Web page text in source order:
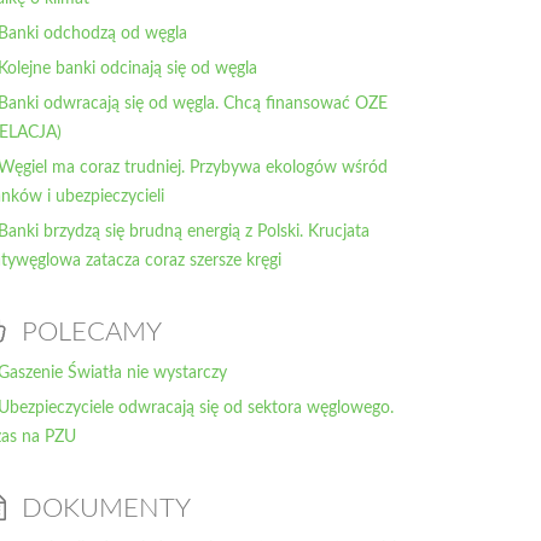
odchodzą od węgla
banki odcinają się od węgla
odwracają się od węgla. Chcą finansować OZE
ma coraz trudniej. Przybywa ekologów wśród
i ubezpieczycieli
brzydzą się brudną energią z Polski. Krucjata
zatacza coraz szersze kręgi
POLECAMY
Światła nie wystarczy
odwracają się od sektora węglowego.
na PZU
DOKUMENTY